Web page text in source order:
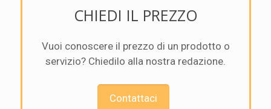
CHIEDI IL PREZZO
Vuoi conoscere il prezzo di un prodotto o
servizio? Chiedilo alla nostra redazione.
Contattaci